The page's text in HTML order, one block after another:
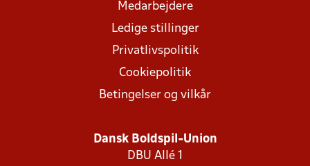
Medarbejdere
Ledige stillinger
Privatlivspolitik
Cookiepolitik
Betingelser og vilkår
Dansk Boldspil-Union
DBU Allé 1